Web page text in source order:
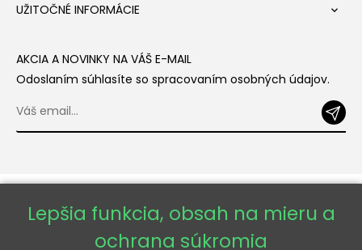
UŽITOČNÉ INFORMÁCIE 
AKCIA A NOVINKY NA VÁŠ E-MAIL
Odoslaním súhlasíte so spracovaním osobných údajov.
Lepšia funkcia, obsah na mieru a
ochrana súkromia